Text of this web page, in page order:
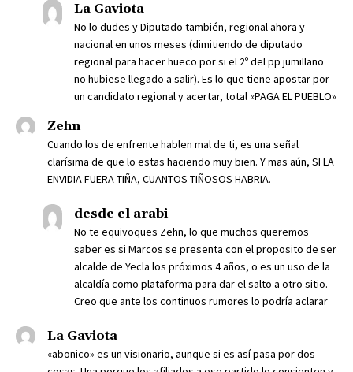
La Gaviota
No lo dudes y Diputado también, regional ahora y
nacional en unos meses (dimitiendo de diputado
regional para hacer hueco por si el 2º del pp jumillano
no hubiese llegado a salir). Es lo que tiene apostar por
un candidato regional y acertar, total «PAGA EL PUEBLO»
Zehn
Cuando los de enfrente hablen mal de ti, es una señal
clarísima de que lo estas haciendo muy bien. Y mas aún, SI LA
ENVIDIA FUERA TIÑA, CUANTOS TIÑOSOS HABRIA.
desde el arabi
No te equivoques Zehn, lo que muchos queremos
saber es si Marcos se presenta con el proposito de ser
alcalde de Yecla los próximos 4 años, o es un uso de la
alcaldía como plataforma para dar el salto a otro sitio.
Creo que ante los continuos rumores lo podría aclarar
La Gaviota
«abonico» es un visionario, aunque si es así pasa por dos